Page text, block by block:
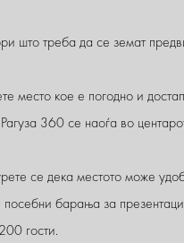
што треба да се земат
место кое е погодно и
360 се наоѓа во
се дека местото може
барања за
гости.